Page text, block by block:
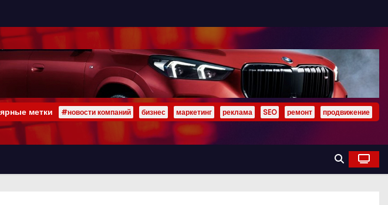
метки #новости компаний бизнес маркетинг реклама SEO ремонт продвижение